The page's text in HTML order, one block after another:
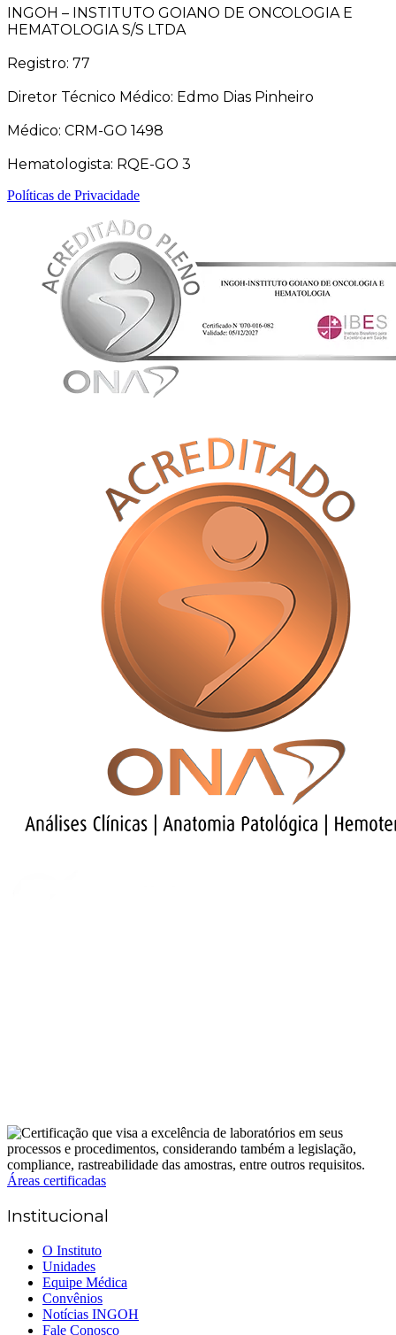
INGOH – INSTITUTO GOIANO DE ONCOLOGIA E
HEMATOLOGIA S/S LTDA
Registro: 77
Diretor Técnico Médico: Edmo Dias Pinheiro
Médico: CRM-GO 1498
Hematologista: RQE-GO 3
Políticas de Privacidade
Áreas certificadas
Institucional
O Instituto
Unidades
Equipe Médica
Convênios
Notícias INGOH
Fale Conosco